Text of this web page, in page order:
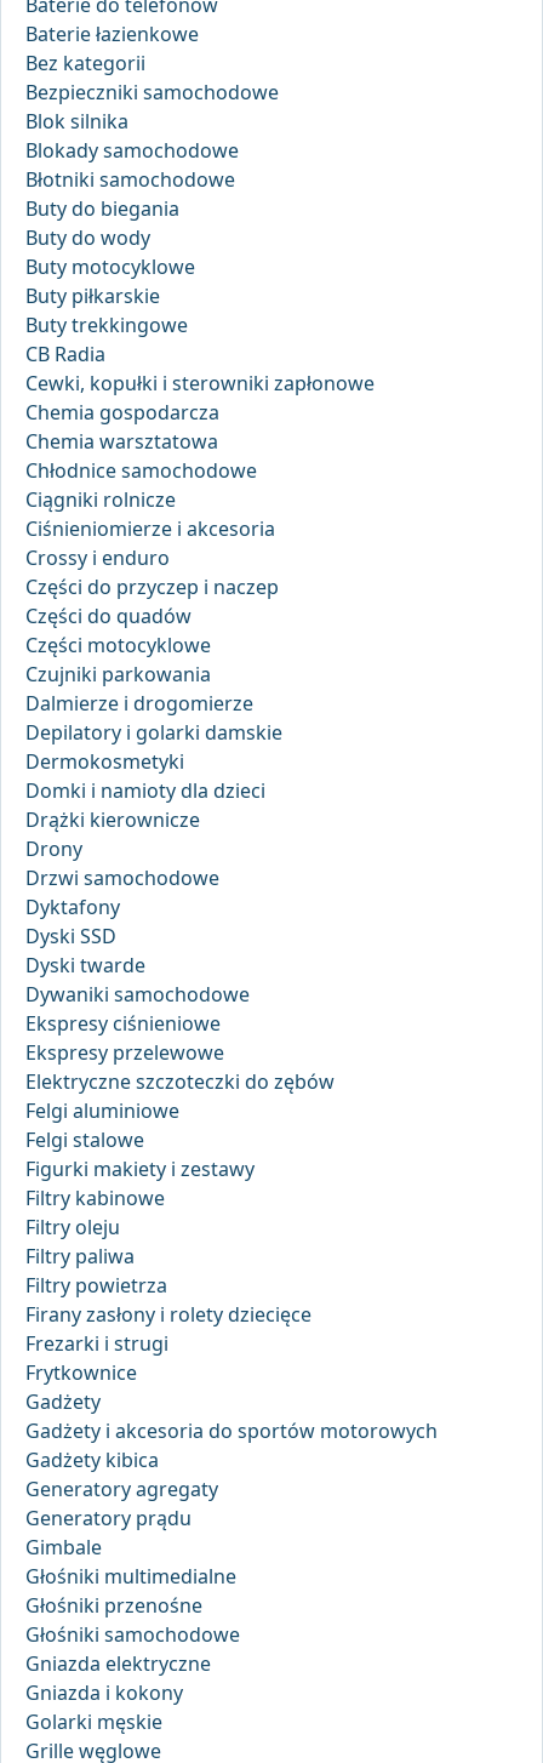
Baterie łazienkowe
Bez kategorii
Bezpieczniki samochodowe
Blok silnika
Blokady samochodowe
Błotniki samochodowe
Buty do biegania
Buty do wody
Buty motocyklowe
Buty piłkarskie
Buty trekkingowe
CB Radia
Cewki, kopułki i sterowniki zapłonowe
Chemia gospodarcza
Chemia warsztatowa
Chłodnice samochodowe
Ciągniki rolnicze
Ciśnieniomierze i akcesoria
Crossy i enduro
Części do przyczep i naczep
Części do quadów
Części motocyklowe
Czujniki parkowania
Dalmierze i drogomierze
Depilatory i golarki damskie
Dermokosmetyki
Domki i namioty dla dzieci
Drążki kierownicze
Drony
Drzwi samochodowe
Dyktafony
Dyski SSD
Dyski twarde
Dywaniki samochodowe
Ekspresy ciśnieniowe
Ekspresy przelewowe
Elektryczne szczoteczki do zębów
Felgi aluminiowe
Felgi stalowe
Figurki makiety i zestawy
Filtry kabinowe
Filtry oleju
Filtry paliwa
Filtry powietrza
Firany zasłony i rolety dziecięce
Frezarki i strugi
Frytkownice
Gadżety
Gadżety i akcesoria do sportów motorowych
Gadżety kibica
Generatory agregaty
Generatory prądu
Gimbale
Głośniki multimedialne
Głośniki przenośne
Głośniki samochodowe
Gniazda elektryczne
Gniazda i kokony
Golarki męskie
Grille węglowe